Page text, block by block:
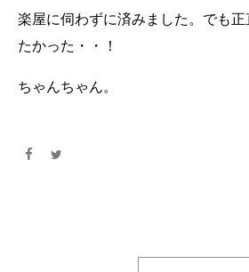
楽屋に伺わずに済みました。でも
たかった・・！
ちゃんちゃん。